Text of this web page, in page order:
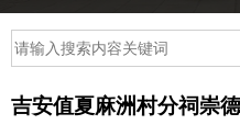
吉安值夏麻洲村分祠崇